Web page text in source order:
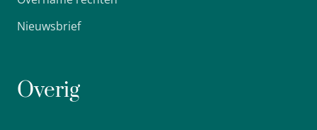
Nieuwsbrief
Overig